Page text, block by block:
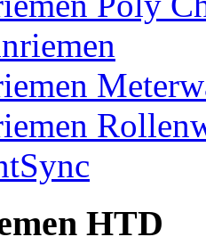
HTD